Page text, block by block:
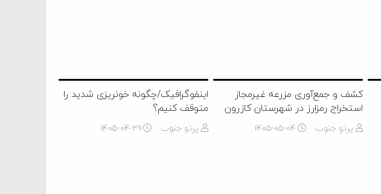
کشف و جمع‌آوری مزرعه غیرمجاز
استخراج رمز‌ارز در شهرستان کازرون
پرتو جنوب ۱۴۰۵-۰۵-۰۴
اینفوگرافیک/چگونه خونریزی شدید را
متوقف کنیم؟
پرتو جنوب ۱۴۰۵-۰۴-۲۹